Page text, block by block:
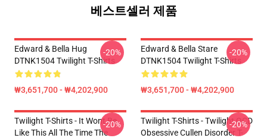
베스트셀러 제품
Edward & Bella Hug
DTNK1504 Twilight T-Shirts
₩3,651,700 - ₩4,202,900
-20%
Edward & Bella Stare
DTNK1504 Twilight T-Shirts
₩3,651,700 - ₩4,202,900
-20%
Twilight T-Shirts - It Wont Be
Like This All The Time The
-20%
Twilight T-Shirts - Twilight OCD
Obsessive Cullen Disorder T-
-20%